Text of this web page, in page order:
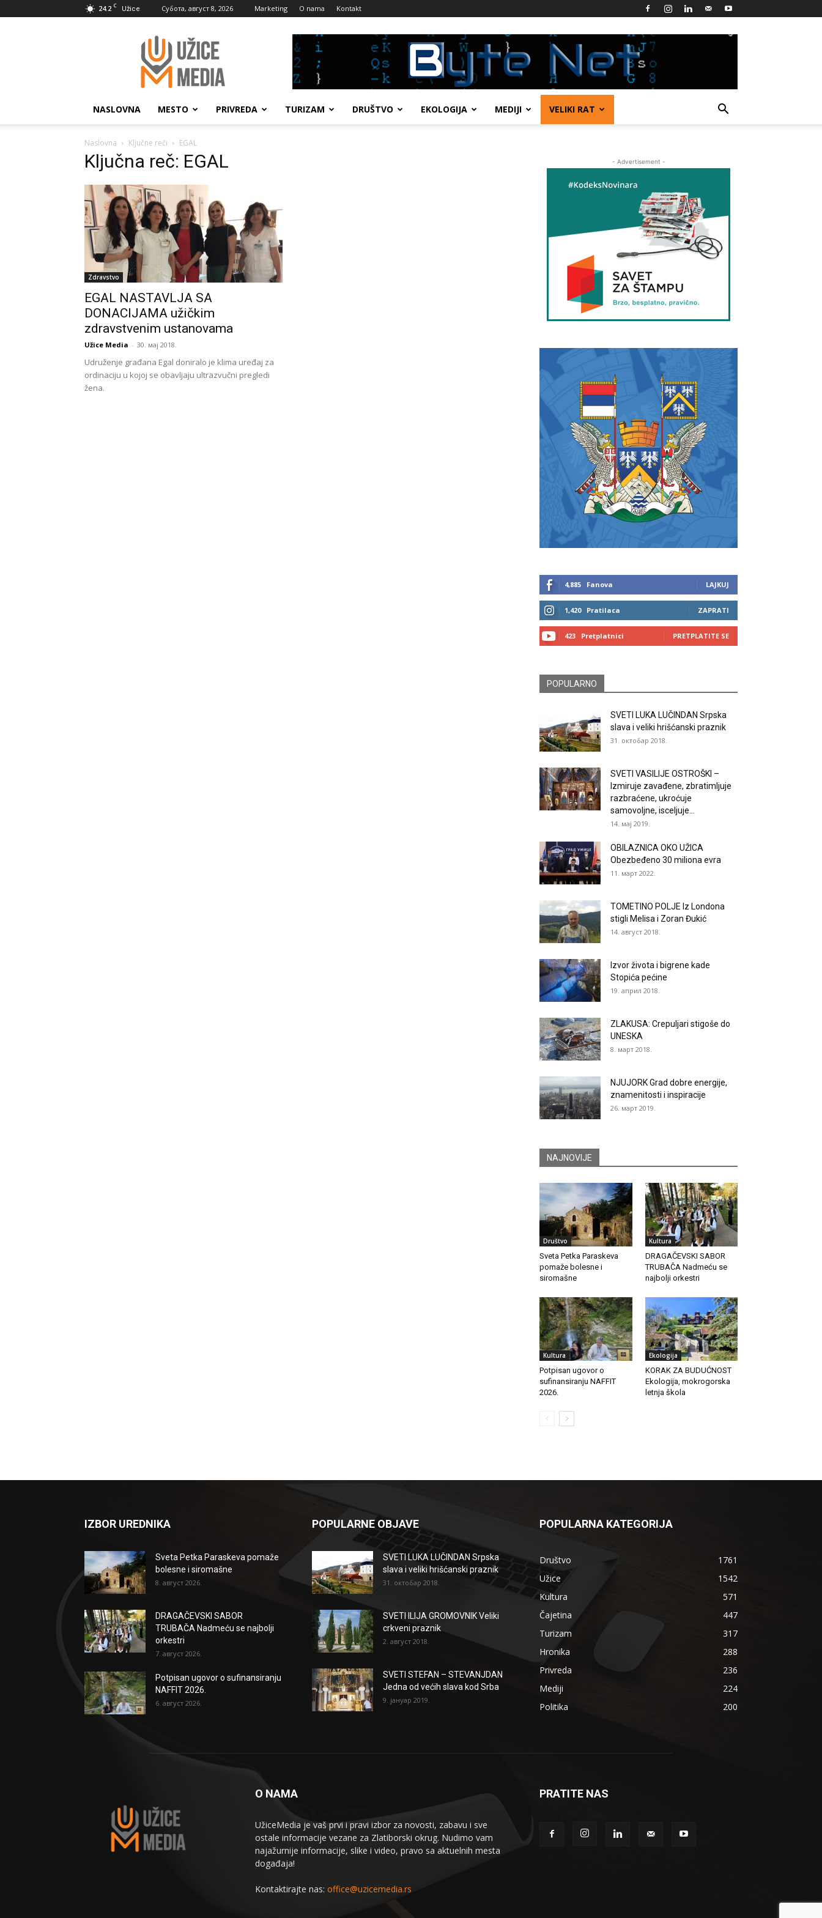
24.2 C Užice Субота, август 8, 2026 Marketing O nama Kontakt
UžiceMedia
NASLOVNA MESTO PRIVREDA TURIZAM DRUŠTVO EKOLOGIJA MEDIJI VELIKI RAT
Naslovna Ključne reči EGAL
Ključna reč: EGAL
Zdravstvo
EGAL NASTAVLJA SA
DONACIJAMA užičkim
zdravstvenim ustanovama
Užice Media - 30. мај 2018.
Udruženje građana Egal doniralo je klima uređaj za
ordinaciju u kojoj se obavljaju ultrazvučni pregledi
žena.
- Advertisement -
4,885 Fanova LAJKUJ
1,420 Pratilaca ZAPRATI
423 Pretplatnici PRETPLATITE SE
POPULARNO
SVETI LUKA LUČINDAN Srpska
slava i veliki hrišćanski praznik
31. октобар 2018.
SVETI VASILIJE OSTROŠKI –
Izmiruje zavađene, zbratimljuje
razbraćene, ukroćuje
samovoljne, isceljuje...
14. мај 2019.
OBILAZNICA OKO UŽICA
Obezbeđeno 30 miliona evra
11. март 2022.
TOMETINO POLJE Iz Londona
stigli Melisa i Zoran Đukić
14. август 2018.
Izvor života i bigrene kade
Stopića pećine
19. април 2018.
ZLAKUSA: Crepuljari stigoše do
UNESKA
8. март 2018.
NJUJORK Grad dobre energije,
znamenitosti i inspiracije
26. март 2019.
NAJNOVIJE
Društvo
Sveta Petka Paraskeva
pomaže bolesne i
siromašne
Kultura
DRAGAČEVSKI SABOR
TRUBAČA Nadmeću se
najbolji orkestri
Kultura
Potpisan ugovor o
sufinansiranju NAFFIT
2026.
Ekologija
KORAK ZA BUDUĆNOST
Ekologija, mokrogorska
letnja škola
IZBOR UREDNIKA
Sveta Petka Paraskeva pomaže
bolesne i siromašne
8. август 2026.
DRAGAČEVSKI SABOR
TRUBAČA Nadmeću se najbolji
orkestri
7. август 2026.
Potpisan ugovor o sufinansiranju
NAFFIT 2026.
6. август 2026.
POPULARNE OBJAVE
SVETI LUKA LUČINDAN Srpska
slava i veliki hrišćanski praznik
31. октобар 2018.
SVETI ILIJA GROMOVNIK Veliki
crkveni praznik
2. август 2018.
SVETI STEFAN – STEVANJDAN
Jedna od većih slava kod Srba
9. јануар 2019.
POPULARNA KATEGORIJA
Društvo
1761
Užice
1542
Kultura
571
Čajetina
447
Turizam
317
Hronika
288
Privreda
236
Mediji
224
Politika
200
O NAMA
UžiceMedia je vaš prvi i pravi izbor za novosti, zabavu i sve
ostale informacije vezane za Zlatiborski okrug. Nudimo vam
najažurnije informacije, slike i video, pravo sa aktuelnih mesta
događaja!
Kontaktirajte nas: office@uzicemedia.rs
PRATITE NAS